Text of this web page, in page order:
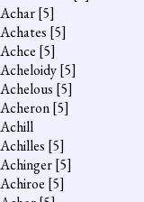
Achar[5]
Achates [5]
Achce [5]
Acheloidy[5]
Achelous [5]
Acheron[5]
Achill
Achilles [5]
Achinger[5]
Achiroe [5]